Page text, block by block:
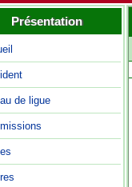
Présentation
de ligue